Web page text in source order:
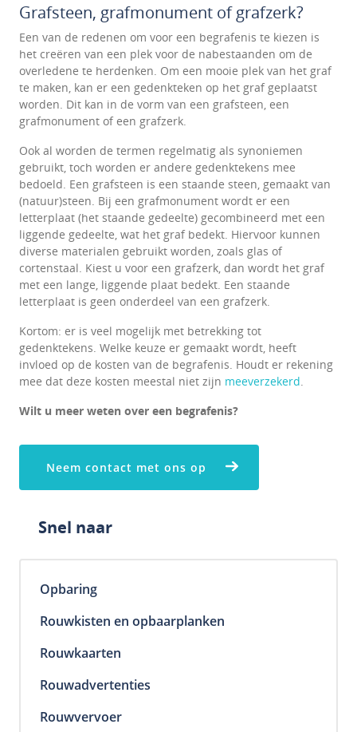
Snel naar
Opbaring
Rouwkisten en opbaarplanken
Rouwkaarten
Rouwadvertenties
Rouwvervoer
Grafsteen, grafmonument of grafzerk?
Een van de redenen om voor een begrafenis te kiezen is
het creëren van een plek voor de nabestaanden om de
overledene te herdenken. Om een mooie plek van het graf
te maken, kan er een gedenkteken op het graf geplaatst
worden. Dit kan in de vorm van een grafsteen, een
grafmonument of een grafzerk.
Ook al worden de termen regelmatig als synoniemen
gebruikt, toch worden er andere gedenktekens mee
bedoeld. Een grafsteen is een staande steen, gemaakt van
(natuur)steen. Bij een grafmonument wordt er een
letterplaat (het staande gedeelte) gecombineerd met een
liggende gedeelte, wat het graf bedekt. Hiervoor kunnen
diverse materialen gebruikt worden, zoals glas of
cortenstaal. Kiest u voor een grafzerk, dan wordt het graf
met een lange, liggende plaat bedekt. Een staande
letterplaat is geen onderdeel van een grafzerk.
Kortom: er is veel mogelijk met betrekking tot
gedenktekens. Welke keuze er gemaakt wordt, heeft
invloed op de kosten van de begrafenis. Houdt er rekening
mee dat deze kosten meestal niet zijn meeverzekerd
Wilt u meer weten over een begrafenis?
Neem contact met ons op